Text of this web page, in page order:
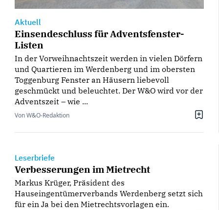
Aktuell
Einsendeschluss für Adventsfenster-
Listen
In der Vorweihnachtszeit werden in vielen Dörfern
und Quartieren im Werdenberg und im obersten
Toggenburg Fenster an Häusern liebevoll
geschmückt und beleuchtet. Der W&O wird vor der
Adventszeit – wie ...
Von W&O-Redaktion
Leserbriefe
Verbesserungen im Mietrecht
Markus Krüger, Präsident des
Hauseingentümerverbands Werdenberg setzt sich
für ein Ja bei den Mietrechtsvorlagen ein.